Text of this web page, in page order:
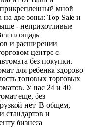
прикрепленный мной
на две зоны: Top Sale и
- неприхотливые
площадь
и расширении
центре с
без покупки.
для ребенка здорово
топовых торговых
У нас 24 и 40
еще, без
нет. В общем,
стандартов и
бизнеса